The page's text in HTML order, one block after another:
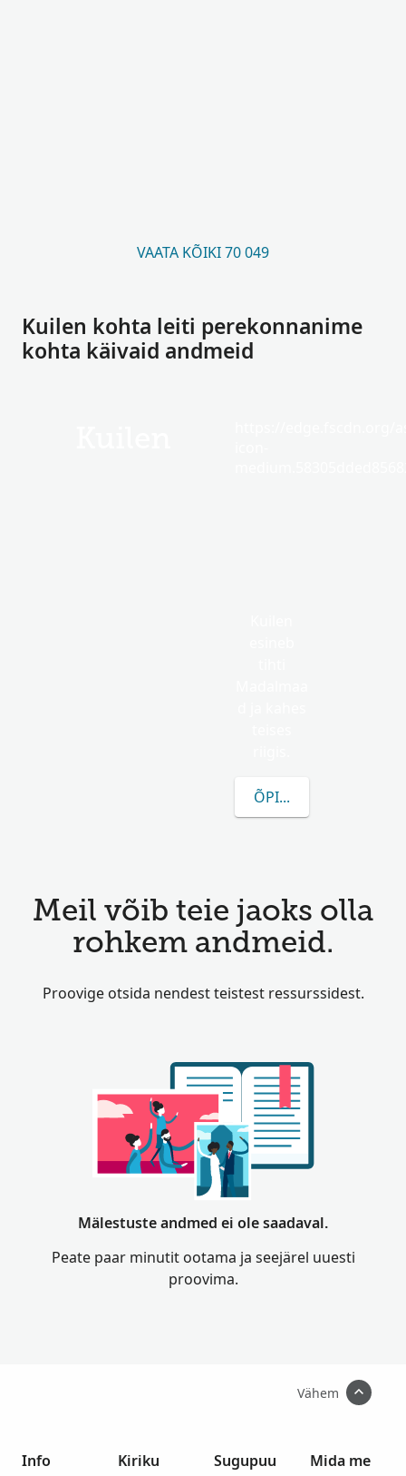
VAATA KÕIKI 70 049
Kuilen kohta leiti perekonnanime
kohta käivaid andmeid
ÕPI ROHKEM KUILEN
Meil võib teie jaoks olla
rohkem andmeid.
Proovige otsida nendest teistest ressurssidest.
Mälestuste andmed ei ole saadaval.
Peate paar minutit ootama ja seejärel uuesti
proovima.
Vähem
Info
Kiriku
Sugupuu
Mida me